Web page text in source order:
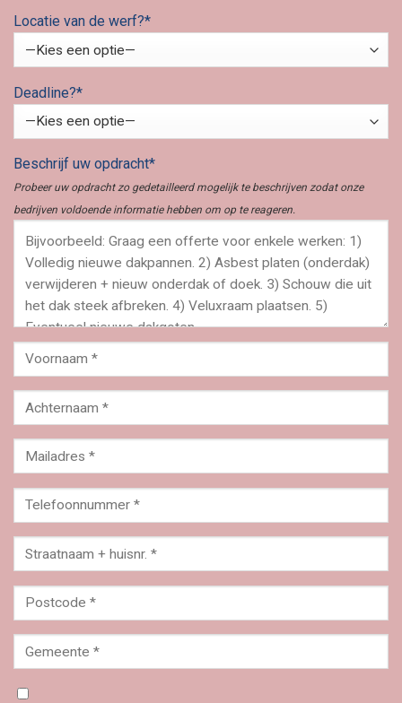
Locatie van de werf?*
Deadline?*
Beschrijf uw opdracht*
Probeer uw opdracht zo gedetailleerd mogelijk te beschrijven zodat onze
bedrijven voldoende informatie hebben om op te reageren.